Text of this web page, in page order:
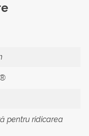
pentru ridicarea